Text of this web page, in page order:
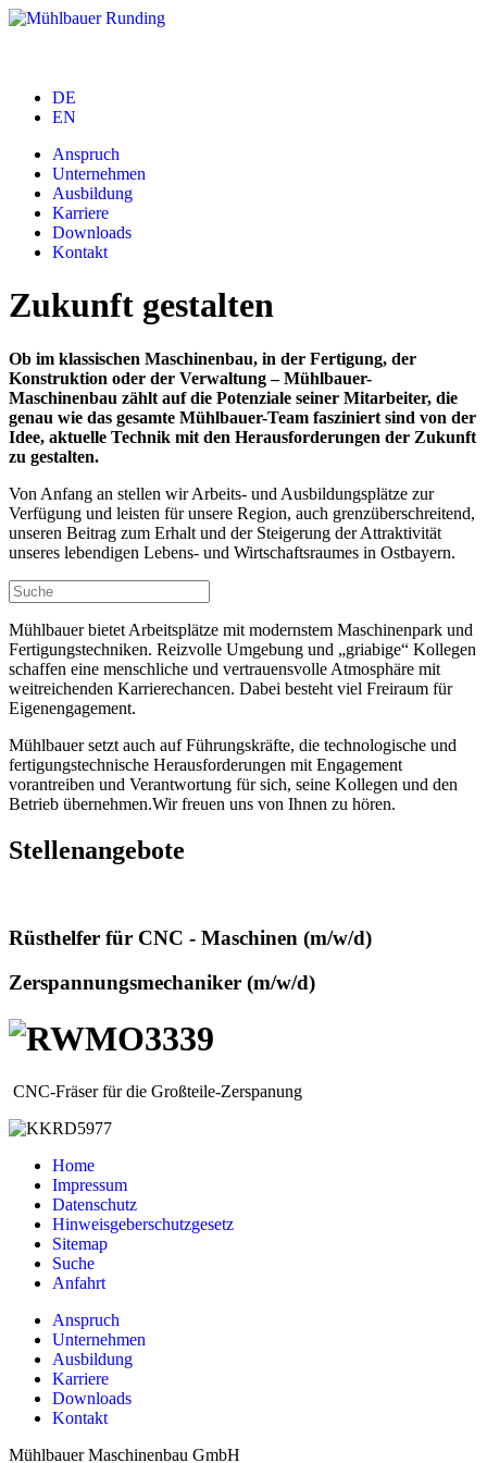
DE
EN
Anspruch
Unternehmen
Ausbildung
Karriere
Downloads
Kontakt
Zukunft gestalten
Ob im klassischen Maschinenbau, in der Fertigung, der
Konstruktion oder der Verwaltung – Mühlbauer-
Maschinenbau zählt auf die Potenziale seiner Mitarbeiter, die
genau wie das gesamte Mühlbauer-Team fasziniert sind von der
Idee, aktuelle Technik mit den Herausforderungen der Zukunft
zu gestalten.
Von Anfang an stellen wir Arbeits- und Ausbildungsplätze zur
Verfügung und leisten für unsere Region, auch grenzüberschreitend,
unseren Beitrag zum Erhalt und der Steigerung der Attraktivität
unseres lebendigen Lebens- und Wirtschaftsraumes in Ostbayern.
Mühlbauer bietet Arbeitsplätze mit modernstem Maschinenpark und
Fertigungstechniken. Reizvolle Umgebung und „griabige“ Kollegen
schaffen eine menschliche und vertrauensvolle Atmosphäre mit
weitreichenden Karrierechancen. Dabei besteht viel Freiraum für
Eigenengagement.
Mühlbauer setzt auch auf Führungskräfte, die technologische und
fertigungstechnische Herausforderungen mit Engagement
vorantreiben und Verantwortung für sich, seine Kollegen und den
Betrieb übernehmen.Wir freuen uns von Ihnen zu hören.
Stellenangebote
Rüsthelfer für CNC - Maschinen (m/w/d)
Zerspannungsmechaniker (m/w/d)
CNC-Fräser für die Großteile-Zerspanung
Home
Impressum
Datenschutz
Hinweisgeber­­schutzgesetz
Sitemap
Suche
Anfahrt
Anspruch
Unternehmen
Ausbildung
Karriere
Downloads
Kontakt
Mühlbauer Maschinenbau GmbH